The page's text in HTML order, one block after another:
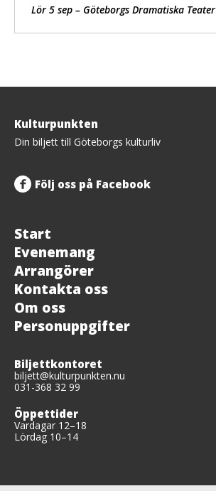
Lör 5 sep – Göteborgs Dramatiska Teater
Tillbaka
upp
Kulturpunkten
Din biljett till Göteborgs kulturliv
Följ oss på Facebook
Start
Evenemang
Arrangörer
Kontakta oss
Om oss
Personuppgifter
Biljettkontoret
biljett@kulturpunkten.nu
031-368 32 99
Öppettider
Vardagar 12–18
Lördag 10–14